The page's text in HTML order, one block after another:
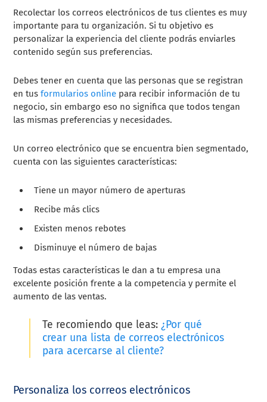
Recolectar los correos electrónicos de tus clientes es muy
importante para tu organización. Si tu objetivo es
personalizar la experiencia del cliente podrás enviarles
contenido según sus preferencias.
Debes tener en cuenta que las personas que se registran
en tusformularios online para recibir información de tu
negocio, sin embargo eso no significa que todos tengan
las mismas preferencias y necesidades.
Un correo electrónico que se encuentra bien segmentado,
cuenta con las siguientes características:
Tiene un mayor número de aperturas
Recibe más clics
Existen menos rebotes
Disminuye el número de bajas
Todas estas características le dan a tu empresa una
excelente posición frente a la competencia y permite el
aumento de las ventas.
Te recomiendo que leas: ¿Por qué
crear una lista de correos electrónicos
para acercarse al cliente?
Personaliza los correos electrónicos